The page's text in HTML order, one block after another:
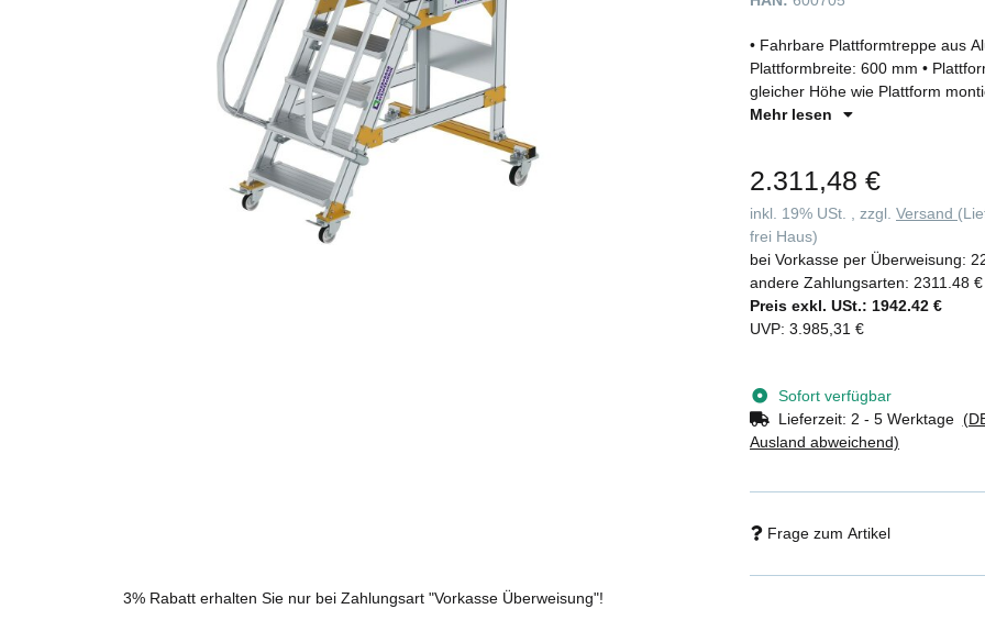
• Fahrbare Plattformtreppe aus
Plattformbreite: 600 mm •
gleicher Höhe wie Plattform
Plattformausführung
mm mit verschraubten
mm) • Zwei Lenkrollen Ø 100
Querfahrwerk am Stützteil
integrierten Feststeller
durch Lieferung in vormontierten
Belastung: 1,5 kN/m2,
Standard sind Verbindungsteile
Innenbereich geeignet sind.
Mehr lesen
2.311,48 €
inkl. 19% USt. , zzgl. Versand
frei Haus)
bei Vorkasse per Überweisung:
andere Zahlungsarten: 2311.48 €
Preis exkl. USt.: 1942.42 €
UVP: 3.985,31 €
Sofort verfügbar
Lieferzeit: 2 - 5 Werktage
Ausland abweichend)
Frage zum Artikel
3% Rabatt erhalten Sie nur bei Zahlungsart "Vorkasse Überweisung"!